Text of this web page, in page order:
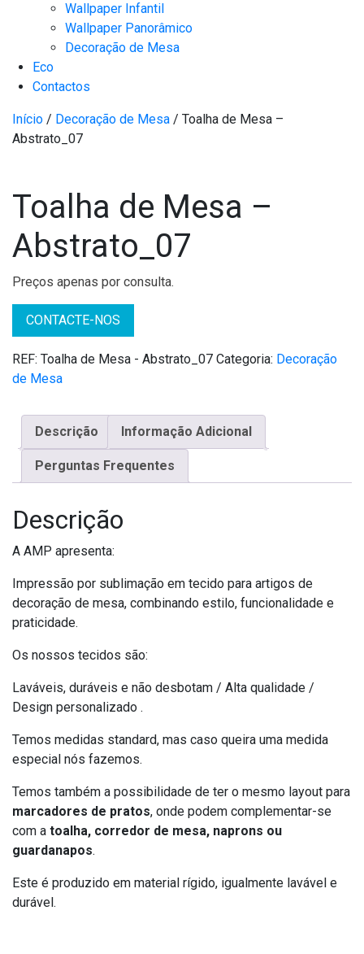
Wallpaper Infantil
Wallpaper Panorâmico
Decoração de Mesa
Eco
Contactos
Início / Decoração de Mesa / Toalha de Mesa –
Abstrato_07
Toalha de Mesa –
Abstrato_07
Preços apenas por consulta.
CONTACTE-NOS
REF: Toalha de Mesa - Abstrato_07 Categoria: Decoração
de Mesa
Descrição Informação Adicional
Perguntas Frequentes
Descrição
A AMP apresenta:
Impressão por sublimação em tecido para artigos de
decoração de mesa, combinando estilo, funcionalidade e
praticidade.
Os nossos tecidos são:
Laváveis, duráveis e não desbotam / Alta qualidade /
Design personalizado .
Temos medidas standard, mas caso queira uma medida
especial nós fazemos.
Temos também a possibilidade de ter o mesmo layout para
marcadores de pratos, onde podem complementar-se
com a toalha, corredor de mesa, naprons ou
guardanapos.
Este é produzido em material rígido, igualmente lavável e
durável.